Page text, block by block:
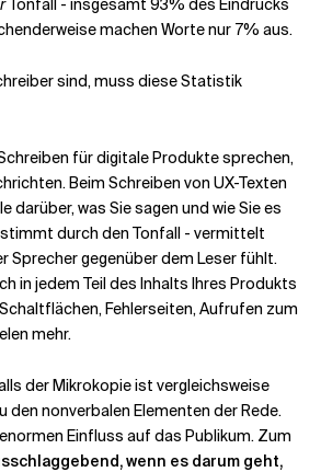
machen Worte nur 7% aus.
sind, muss diese Statistik
für digitale Produkte sprechen,
Beim Schreiben von UX-Texten
darüber, was Sie sagen und wie Sie es
durch den Tonfall - vermittelt
Sprecher gegenüber dem Leser fühlt.
in jedem Teil des Inhalts Ihres Produkts
Fehlerseiten, Aufrufen zum
mehr.
der Mikrokopie ist vergleichsweise
den nonverbalen Elementen der Rede.
Einfluss auf das Publikum. Zum
wenn es darum geht,